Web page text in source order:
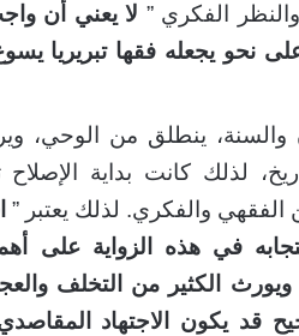
الفكري ” لا يعني أن
نحو يجعله فقها تبريريا
والسنة، ينطلق من الوحي،
لذلك كانت بداية
الفقهي والفكري. لذلك يعتبر ”
في هذه الزواية على
الكثير من التخلف
قد يكون الاجتهاد